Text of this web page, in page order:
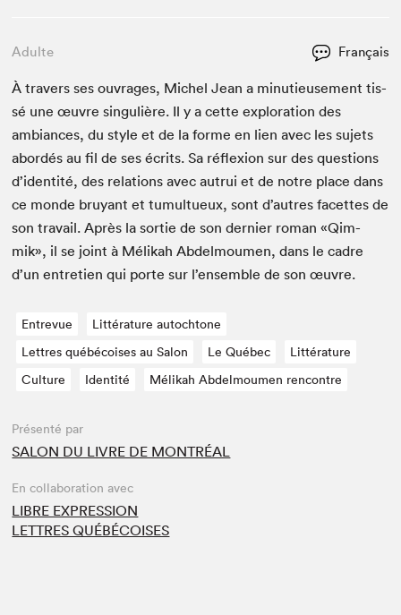
Adulte Français
À tra­vers ses ouvrages, Michel Jean a minu­tieuse­ment tis­
sé une œuvre sin­gulière. Il y a cette explo­ration des
ambiances, du style et de la forme en lien avec les sujets
abor­dés au fil de ses écrits. Sa réflex­ion sur des ques­tions
d’i­den­tité, des rela­tions avec autrui et de notre place dans
ce monde bruyant et tumultueux, sont d’autres facettes de
son tra­vail. Après la sor­tie de son dernier roman «Qim­
mik», il se joint à Mélikah Abdel­moumen, dans le cadre
d’un entre­tien qui porte sur l’ensemble de son œuvre.
Entrevue
Littérature autochtone
Lettres québécoises au Salon
Le Québec
Littérature
Culture
Identité Mélikah Abdelmoumen rencontre
Présenté par
SALON DU LIVRE DE MONTRÉAL
En collaboration avec
LIBRE EXPRESSION
LETTRES QUÉBÉCOISES